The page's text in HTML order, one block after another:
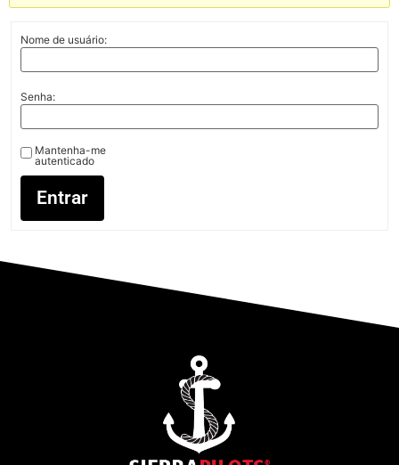
Nome de usuário:
Senha:
Mantenha-me
autenticado
Entrar